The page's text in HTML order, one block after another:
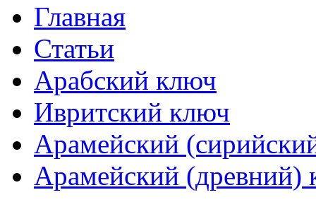
Главная
Статьи
Арабский ключ
Ивритский ключ
Арамейский
Арамейский (древний)